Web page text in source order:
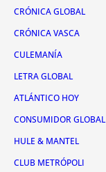
CRÓNICA GLOBAL
CRÓNICA VASCA
CULEMANÍA
LETRA GLOBAL
ATLÁNTICO HOY
CONSUMIDOR GLOBAL
HULE & MANTEL
CLUB METRÓPOLI